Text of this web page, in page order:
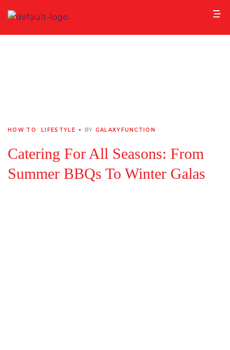
HOW TO LIFESTYLE BY GALAXYFUNCTION
Catering For All Seasons: From
Summer BBQs To Winter Galas